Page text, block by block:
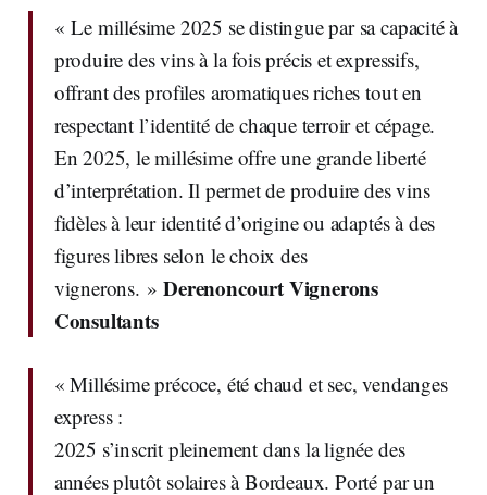
« Le millésime 2025 se distingue par sa capacité à
produire des vins à la fois précis et expressifs,
offrant des profiles aromatiques riches tout en
respectant l’identité de chaque terroir et cépage.
En 2025, le millésime offre une grande liberté
d’interprétation. Il permet de produire des vins
fidèles à leur identité d’origine ou adaptés à des
figures libres selon le choix des
vignerons. »Derenoncourt Vignerons
Consultants
« Millésime précoce, été chaud et sec, vendanges
express :
2025 s’inscrit pleinement dans la lignée des
années plutôt solaires à Bordeaux. Porté par un